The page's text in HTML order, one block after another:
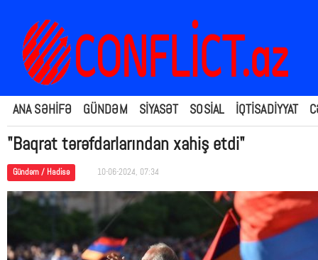
ANA SƏHİFƏ GÜNDƏM SİYASƏT SOSİAL İQTİSADİYYAT
"Baqrat tərəfdarlarından xahiş etdi"
Gündəm / Hadisə 10-06-2024, 07:34